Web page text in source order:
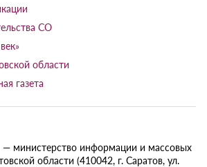
СО
области
газета
— министерство информации и массовых
области (410042, г. Саратов, ул.